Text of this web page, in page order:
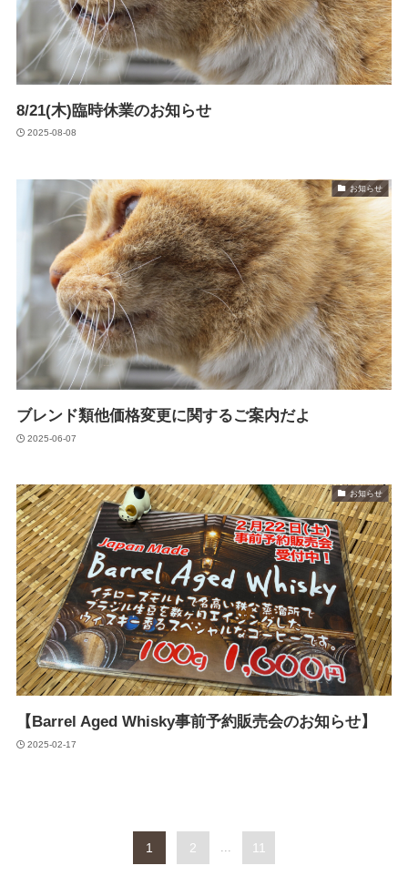
8/21(木)臨時休業のお知らせ
2025-08-08
お知らせ
ブレンド類他価格変更に関するご案内だよ
2025-06-07
お知らせ
【Barrel Aged Whisky事前予約販売会のお知らせ】
2025-02-17
1 2 ... 11